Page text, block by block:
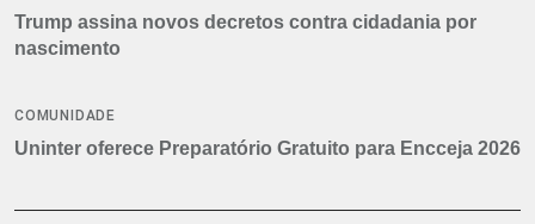
Trump assina novos decretos contra cidadania por
nascimento
COMUNIDADE
Uninter oferece Preparatório Gratuito para Encceja 2026